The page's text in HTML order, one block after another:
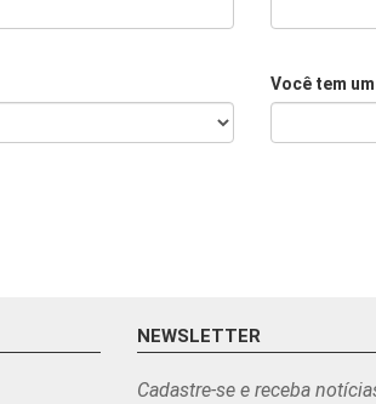
Você tem
NEWSLETTER
Cadastre-se e receba